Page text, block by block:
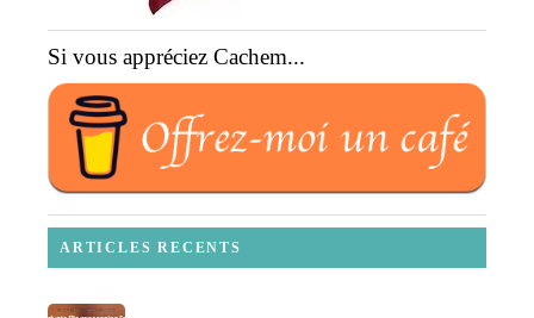
Si vous appréciez Cachem...
ARTICLES RECENTS